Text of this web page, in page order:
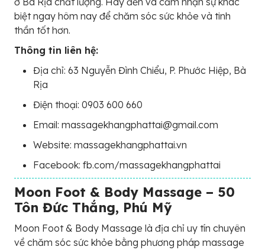
biệt ngay hôm nay để chăm sóc sức khỏe và tinh
thần tốt hơn.
Thông tin liên hệ:
Địa chỉ: 63 Nguyễn Đình Chiểu, P. Phước Hiệp, Bà
Rịa
Điện thoại: 0903 600 660
Email: massagekhangphattai@gmail.com
Website: massagekhangphattai.vn
Facebook: fb.com/massagekhangphattai
Moon Foot & Body Massage – 50
Tôn Đức Thắng, Phú Mỹ
Moon Foot & Body Massage là địa chỉ uy tín chuyên
về chăm sóc sức khỏe bằng phương pháp massage